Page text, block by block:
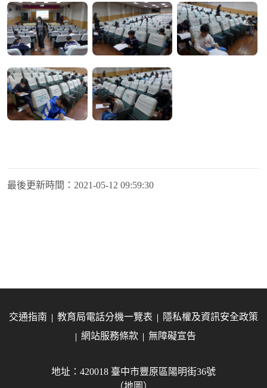
最後更新時間： 2021-05-12 09:59:30
交通指南 教育局電話分機一覽表
隱私權及資訊安全政策
網站服務條款
無障礙宣告
地址：420018 臺中市豐原區陽明街36號